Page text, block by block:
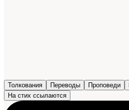
Толкования Переводы Проповеди
На стих ссылаются